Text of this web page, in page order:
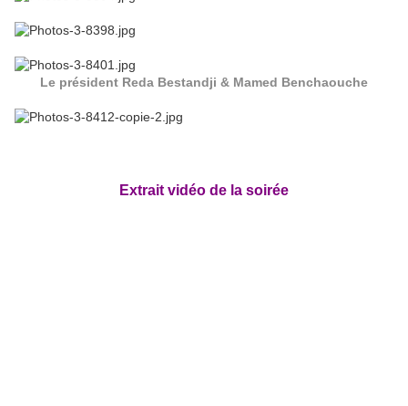
Le président Reda Bestandji & Mamed Benchaouche
Extrait vidéo de la soirée